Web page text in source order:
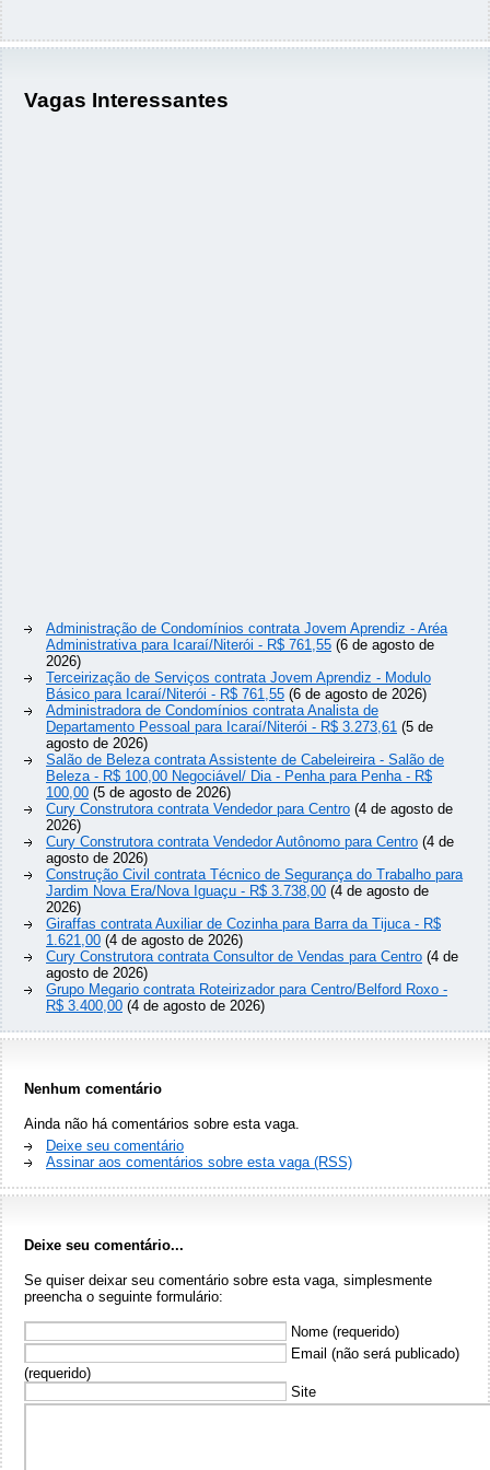
Vagas Interessantes
Administração de Condomínios contrata Jovem Aprendiz - Aréa
Administrativa para Icaraí/Niterói - R$ 761,55 (6 de agosto de
2026)
Terceirização de Serviços contrata Jovem Aprendiz - Modulo
Básico para Icaraí/Niterói - R$ 761,55 (6 de agosto de 2026)
Administradora de Condomínios contrata Analista de
Departamento Pessoal para Icaraí/Niterói - R$ 3.273,61 (5 de
agosto de 2026)
Salão de Beleza contrata Assistente de Cabeleireira - Salão de
Beleza - R$ 100,00 Negociável/ Dia - Penha para Penha - R$
100,00 (5 de agosto de 2026)
Cury Construtora contrata Vendedor para Centro (4 de agosto de
2026)
Cury Construtora contrata Vendedor Autônomo para Centro (4 de
agosto de 2026)
Construção Civil contrata Técnico de Segurança do Trabalho para
Jardim Nova Era/Nova Iguaçu - R$ 3.738,00 (4 de agosto de
2026)
Giraffas contrata Auxiliar de Cozinha para Barra da Tijuca - R$
1.621,00 (4 de agosto de 2026)
Cury Construtora contrata Consultor de Vendas para Centro (4 de
agosto de 2026)
Grupo Megario contrata Roteirizador para Centro/Belford Roxo -
R$ 3.400,00 (4 de agosto de 2026)
Nenhum comentário
Ainda não há comentários sobre esta vaga.
Deixe seu comentário
Assinar aos comentários sobre esta vaga (RSS)
Deixe seu comentário...
Se quiser deixar seu comentário sobre esta vaga, simplesmente
preencha o seguinte formulário:
Nome (requerido)
Email (não será publicado)
(requerido)
Site